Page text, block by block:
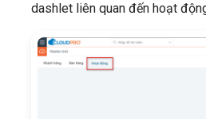
dashlet liên quan đến hoạt